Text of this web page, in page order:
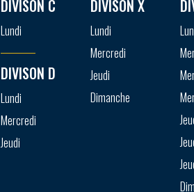
DIVISON C
Lundi
DIVISON D
Lundi
Mercredi
Jeudi
DIVISON X
Lundi
Mercredi
Jeudi
Dimanche